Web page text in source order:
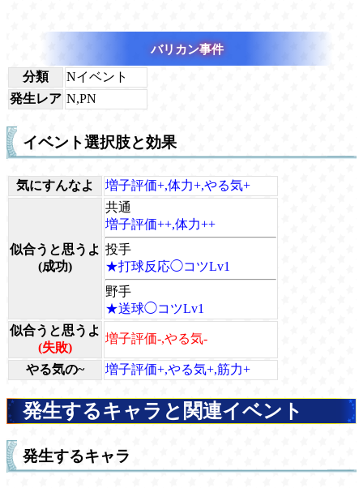
バリカン事件
分類
Nイベント
発生レア N,PN
イベント選択肢と効果
気にすんなよ 増子評価+,体力+,やる気+
似合うと思うよ
(成功)
共通
増子評価++,体力++
投手
★打球反応◯コツLv1
野手
★送球◯コツLv1
似合うと思うよ
(失敗)
増子評価-,やる気-
やる気の~ 増子評価+,やる気+,筋力+
発生するキャラと関連イベント
発生するキャラ